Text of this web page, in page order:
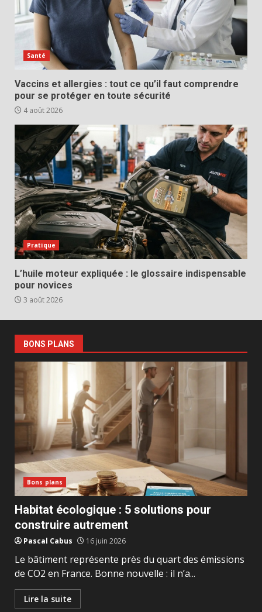
Santé
Vaccins et allergies : tout ce qu’il faut comprendre
pour se protéger en toute sécurité
4 août 2026
Pratique
L’huile moteur expliquée : le glossaire indispensable
pour novices
3 août 2026
BONS PLANS
Bons plans
Habitat écologique : 5 solutions pour
construire autrement
Pascal Cabus 16 juin 2026
Le bâtiment représente près du quart des émissions
de CO2 en France. Bonne nouvelle : il n’a...
Lire la suite